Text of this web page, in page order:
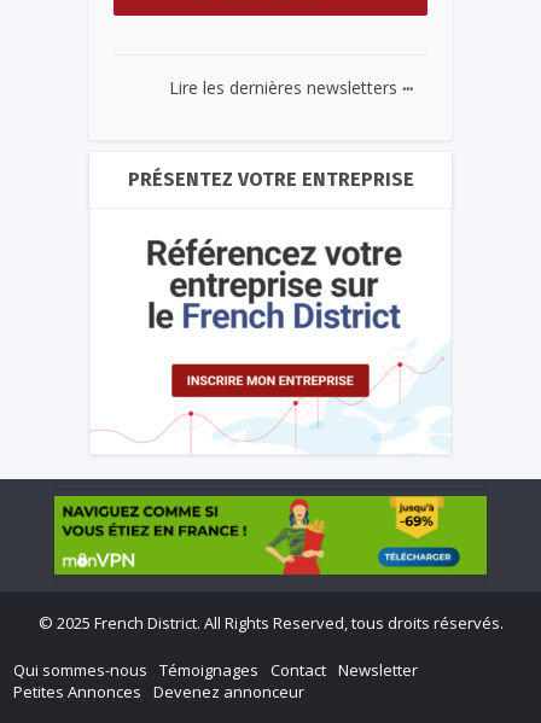
Lire les dernières newsletters ...
PRÉSENTEZ VOTRE ENTREPRISE
© 2025 French District. All Rights Reserved, tous droits réservés.
Qui sommes-nous Témoignages Contact Newsletter
Petites Annonces
Devenez annonceur